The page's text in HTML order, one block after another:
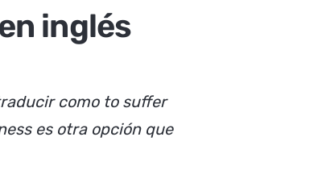
inglés
como to suffer
es otra opción que